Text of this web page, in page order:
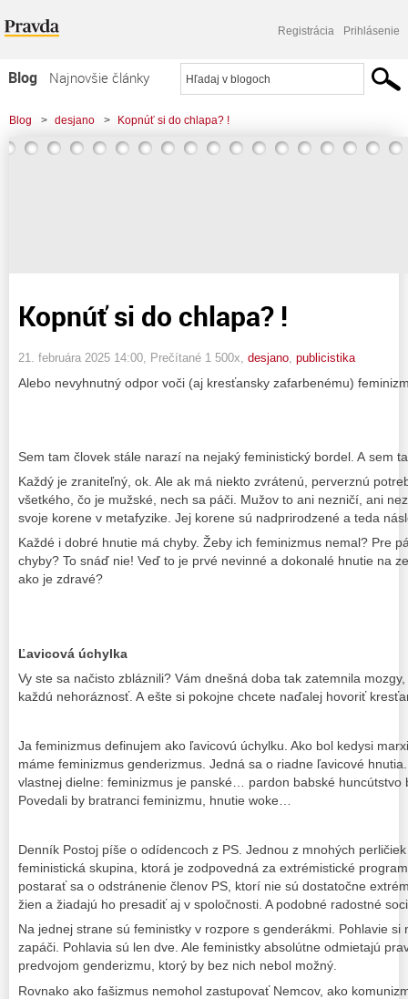
Registrácia Prihlásenie
Blog
Najnovšie články
Najčítanejšie články
Najkomentovanejšie články
Blog > desjano > Kopnúť si do chlapa? !
Kopnúť si do chlapa? !
21. februára 2025 14:00 , Prečítané 1 500x, desjano publicistika
Alebo nevyhnutný odpor voči (aj kresťansky zafarbenému)
Sem tam človek stále narazí na nejaký feministický bordel. A sem
Každý je zraniteľný, ok. Ale ak má niekto zvrátenú, perverznú
všetkého, čo je mužské, nech sa páči. Mužov to ani nezničí, ani
svoje korene v metafyzike. Jej korene sú nadprirodzené a teda
Každé i dobré hnutie má chyby. Žeby ich feminizmus nemal? Pre
chyby? To snáď nie! Veď to je prvé nevinné a dokonalé hnutie na
ako je zdravé?
Ľavicová úchylka
Vy ste sa načisto zbláznili? Vám dnešná doba tak zatemnila
každú nehoráznosť. A ešte si pokojne chcete naďalej hovoriť
Ja feminizmus definujem ako ľavicovú úchylku. Ako bol kedysi
máme feminizmus genderizmus. Jedná sa o riadne ľavicové
vlastnej dielne: feminizmus je panské… pardon babské huncútstvo
Povedali by bratranci feminizmu, hnutie woke…
Denník Postoj píše o odídencoch z PS. Jednou z mnohých
feministická skupina, ktorá je zodpovedná za extrémistické
postarať sa o odstránenie členov PS, ktorí nie sú dostatočne
žien a žiadajú ho presadiť aj v spoločnosti. A podobné radostné
Na jednej strane sú feministky v rozpore s genderákmi. Pohlavie
zapáči. Pohlavia sú len dve. Ale feministky absolútne odmietajú
predvojom genderizmu, ktorý by bez nich nebol možný.
Rovnako ako fašizmus nemohol zastupovať Nemcov, ako